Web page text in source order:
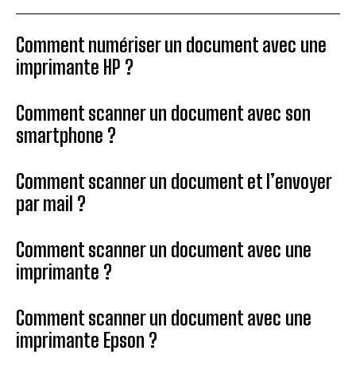
Comment numériser un document avec une
imprimante HP ?
Comment scanner un document avec son
smartphone ?
Comment scanner un document et l’envoyer
par mail ?
Comment scanner un document avec une
imprimante ?
Comment scanner un document avec une
imprimante Epson ?